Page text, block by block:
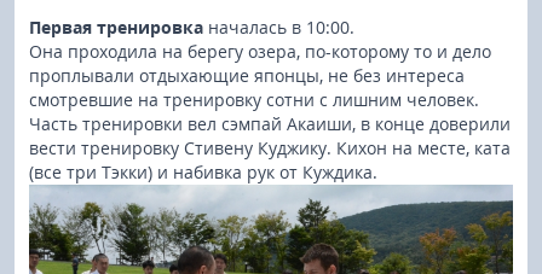
Первая тренировка началась в 10:00.
Она проходила на берегу озера, по-которому то и дело
проплывали отдыхающие японцы, не без интереса
смотревшие на тренировку сотни с лишним человек.
Часть тренировки вел сэмпай Акаиши, в конце доверили
вести тренировку Стивену Куджику. Кихон на месте, ката
(все три Тэкки) и набивка рук от Куждика.